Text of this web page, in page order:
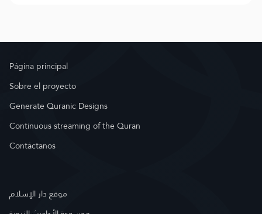
Página principal
Sobre el proyecto
Generate Quranic Designs
Continuous streaming of the Quran
Contáctanos
موقع دار الإسلام